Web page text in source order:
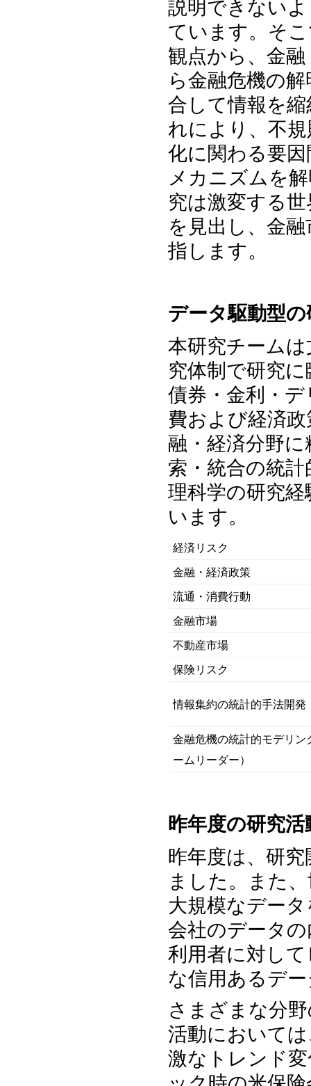
説明できない
ています。そ
観点から、金
ら金融危機の
合して情報を
れにより、不
化に関わる要
メカニズムを
究は激変する
を見出し、金
指します。
データ駆動型
本研究チーム
究体制で研究
債券・金利・
費および経済
融・経済分野
索・統合の統
理科学の研究
います。
経済リスク
金融・経済政策
流通・消費行動
金融市場
不動産市場
保険リスク
情報集約の統計的手法開発
金融危機の統計的モデリン
ームリーダー）
昨年度の研究活
昨年度は、研
ました。また
大規模なデー
会社のデータ
利用者に対し
な信用あるデ
さまざまな分
活動において
激なトレンド